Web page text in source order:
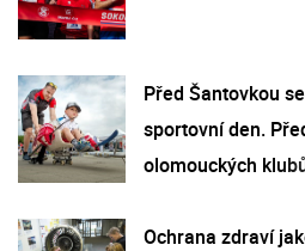
Před Šantovkou
sportovní den.
olomouckých
Ochrana zdraví